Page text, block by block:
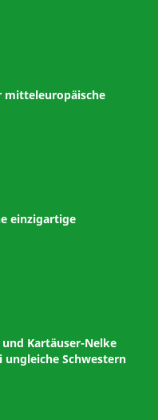
mitteleuropäische
einzigartige
Kartäuser-Nelke
Schwestern